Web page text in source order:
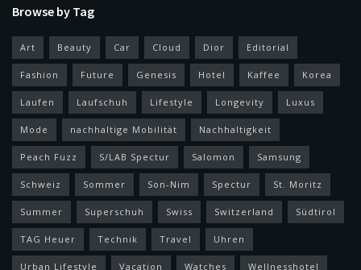
Browse by Tag
Art Beauty Car Cloud Dior Editorial
Fashion Future Genesis Hotel Kaffee Korea
Laufen Laufschuh Lifestyle Longevity Luxus
Mode nachhaltige Mobilität Nachhaltigkeit
Peach Fuzz S/LAB Spectur Salomon Samsung
Schweiz Sommer Son-Nim Spectur St. Moritz
Summer Superschuh Swiss Switzerland Südtirol
TAG Heuer Technik Travel Uhren
Urban Lifestyle Vacation Watches Wellnesshotel